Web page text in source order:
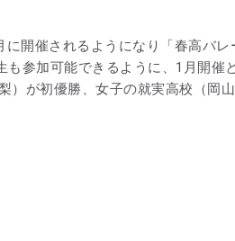
開催されるようになり「春高バ
も参加可能できるように、1月開催
）が初優勝、女子の就実高校（岡